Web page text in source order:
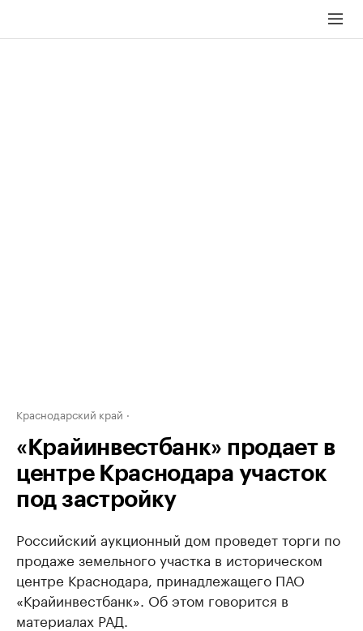
Краснодарский край
«Крайинвестбанк» продает в
центре Краснодара участок
под застройку
Российский аукционный дом проведет торги по
продаже земельного участка в историческом
центре Краснодара, принадлежащего ПАО
«Крайинвестбанк». Об этом говорится в
материалах РАД.